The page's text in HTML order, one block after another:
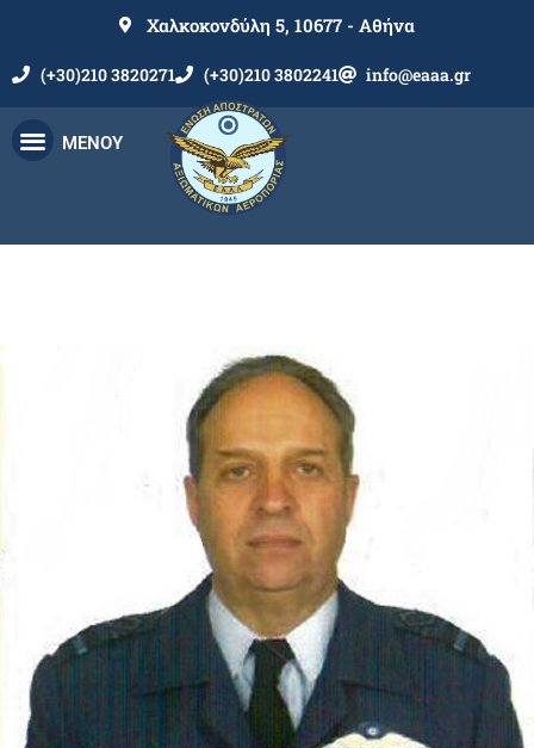
Χαλκοκονδύλη 5, 10677 - Αθήνα
(+30)210 3820271 (+30)210 3802241 info@eaaa.gr
ΜΕΝΟΥ